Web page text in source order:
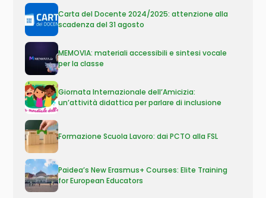
Carta del Docente 2024/2025: attenzione alla
scadenza del 31 agosto
MEMOVIA: materiali accessibili e sintesi vocale
per la classe
Giornata Internazionale dell’Amicizia:
un’attività didattica per parlare di inclusione
Formazione Scuola Lavoro: dai PCTO alla FSL
Paidea’s New Erasmus+ Courses: Elite Training
for European Educators